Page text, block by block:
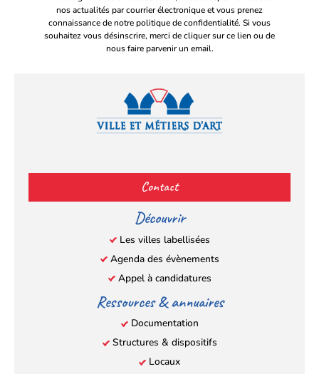
nos actualités par courrier électronique et vous prenez
connaissance de notre politique de confidentialité. Si vous
souhaitez vous désinscrire, merci de cliquer sur ce lien ou de
nous faire parvenir un email.
(s’ouvre
dans
un
nouvel
onglet)
(s’ouvre
dans
un
nouvel
onglet)
(s’ouvre
dans
un
nouvel
onglet)
(s’ouvre
un
nouvel
onglet)
Contact
Découvrir
Les villes labellisées
Agenda des évènements
Appel à candidatures
Ressources & annuaires
Documentation
Structures & dispositifs
Locaux